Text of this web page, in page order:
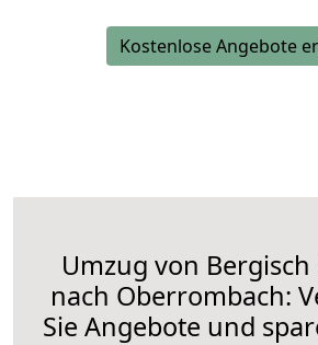
Kostenlose Angebote
Umzug von Bergisch
nach Oberrombach:
Sie Angebote und